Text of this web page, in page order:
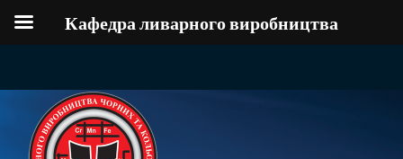
Кафедра ливарного виробництва